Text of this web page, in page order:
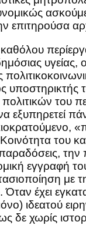
επιτηρούσα
καθόλου
του
εξυπηρετεί
του
εγγραφή
με
Όταν έχει
ιδεατού
δε χωρίς